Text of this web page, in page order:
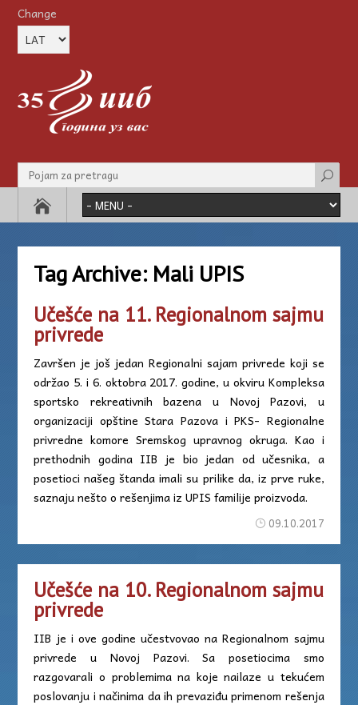
Change
Tag Archive: Mali UPIS
Učešće na 11. Regionalnom sajmu
privrede
Završen je još jedan Regionalni sajam privrede koji se
održao 5. i 6. oktobra 2017. godine, u okviru Kompleksa
sportsko rekreativnih bazena u Novoj Pazovi, u
organizaciji opštine Stara Pazova i PKS- Regionalne
privredne komore Sremskog upravnog okruga. Kao i
prethodnih godina IIB je bio jedan od učesnika, a
posetioci našeg štanda imali su prilike da, iz prve ruke,
saznaju nešto o rešenjima iz UPIS familije proizvoda.
09.10.2017
Učešće na 10. Regionalnom sajmu
privrede
IIB je i ove godine učestvovao na Regionalnom sajmu
privrede u Novoj Pazovi. Sa posetiocima smo
razgovarali o problemima na koje nailaze u tekućem
poslovanju i načinima da ih prevaziđu primenom rešenja